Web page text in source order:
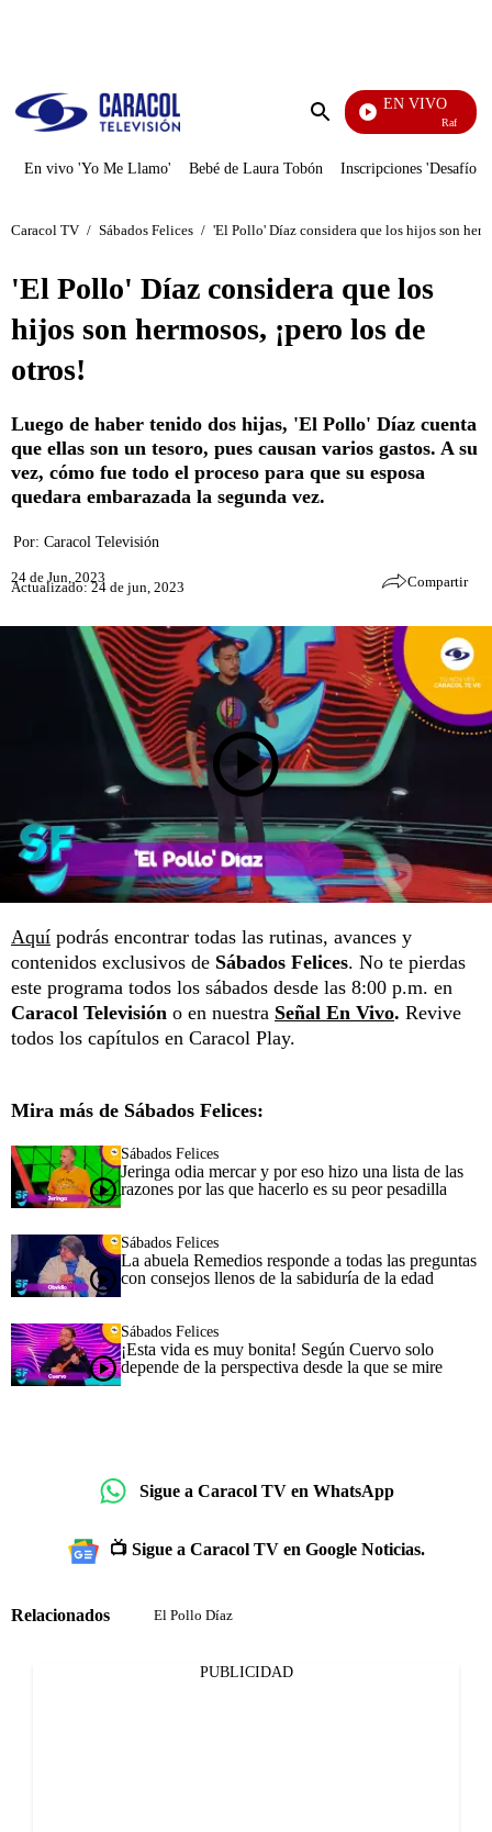
Enviar
EN VIVO
Rafael
En vivo 'Yo Me Llamo' Bebé de Laura Tobón Inscripciones 'Desafío'
Caracol TV / Sábados Felices / 'El Pollo' Díaz considera que los hijos son
'El Pollo' Díaz considera que los
hijos son hermosos, ¡pero los de
otros!
Luego de haber tenido dos hijas, 'El Pollo' Díaz cuenta
que ellas son un tesoro, pues causan varios gastos. A su
vez, cómo fue todo el proceso para que su esposa
quedara embarazada la segunda vez.
Por: Caracol Televisión
24 de Jun, 2023
Actualizado: 24 de jun, 2023 Compartir
Aquí podrás encontrar todas las rutinas, avances y
contenidos exclusivos de Sábados Felices. No te pierdas
este programa todos los sábados desde las 8:00 p.m. en
Caracol Televisión o en nuestra Señal En Vivo. Revive
todos los capítulos en Caracol Play.
Mira más de Sábados Felices:
Sábados Felices
Jeringa odia mercar y por eso hizo una lista de las
razones por las que hacerlo es su peor pesadilla
Sábados Felices
La abuela Remedios responde a todas las preguntas
con consejos llenos de la sabiduría de la edad
Sábados Felices
¡Esta vida es muy bonita! Según Cuervo solo
depende de la perspectiva desde la que se mire
Sigue a Caracol TV en WhatsApp
📺 Sigue a Caracol TV en Google Noticias.
Relacionados El Pollo Díaz
PUBLICIDAD